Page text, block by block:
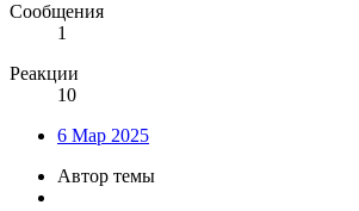
Сообщения
1
Реакции
10
6 Мар 2025
Автор темы